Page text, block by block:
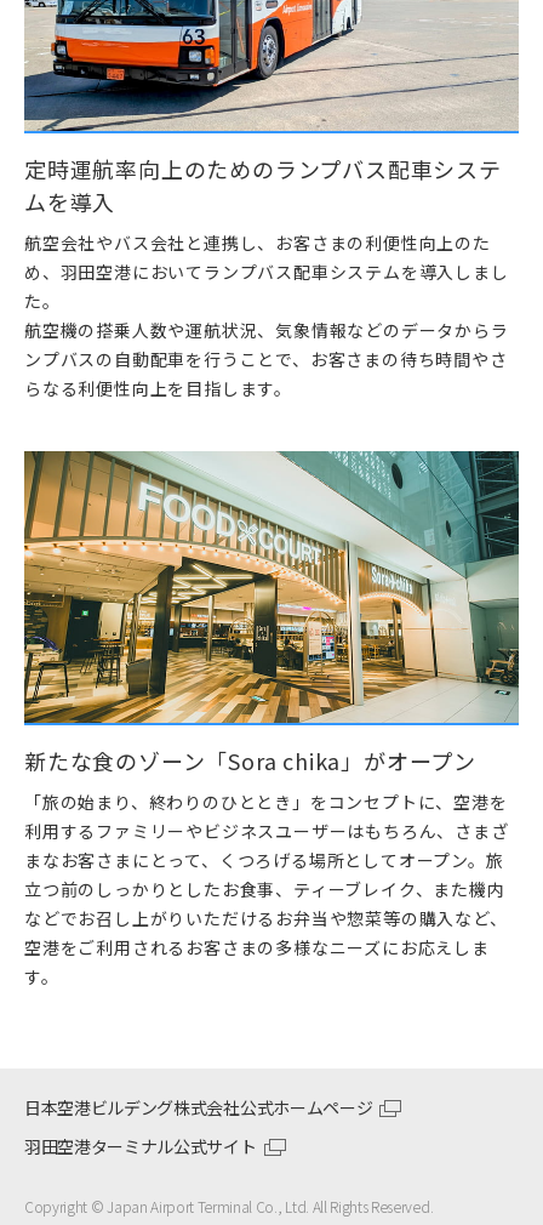
定時運航率向上のためのランプバス配車システ
ムを導入
航空会社やバス会社と連携し、お客さまの利便性向上のた
め、羽田空港においてランプバス配車システムを導入しまし
た。
航空機の搭乗人数や運航状況、気象情報などのデータからラ
ンプバスの自動配車を行うことで、お客さまの待ち時間やさ
らなる利便性向上を目指します。
新たな食のゾーン「Sora chika」がオープン
「旅の始まり、終わりのひととき」をコンセプトに、空港を
利用するファミリーやビジネスユーザーはもちろん、さまざ
まなお客さまにとって、くつろげる場所としてオープン。旅
立つ前のしっかりとしたお食事、ティーブレイク、また機内
などでお召し上がりいただけるお弁当や惣菜等の購入など、
空港をご利用されるお客さまの多様なニーズにお応えしま
す。
日本空港ビルデング株式会社公式ホームページ
羽田空港ターミナル公式サイト
Copyright © Japan Airport Terminal Co., Ltd. All Rights Reserved.